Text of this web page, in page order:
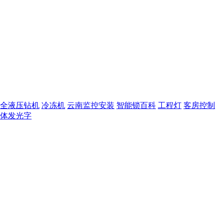
全液压钻机 冷冻机 云南监控安装 智能锁百科 工程灯 客房控制
发光字